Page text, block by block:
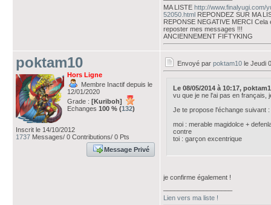
MA LISTE http://www.finalyugi.com/
52050.html REPONDEZ SUR MA
REPONSE NEGATIVE MERCI
reposter mes messages !!!
ANCIENNEMENT FIFTYKING
poktam10
Hors Ligne
Membre Inactif depuis le
12/01/2020
Grade : [Kuriboh]
Echanges 100 % (132)
Inscrit le 14/10/2012
1737 Messages/ 0 Contributions/ 0 Pts
Message Privé
Envoyé par poktam10 le Jeudi
Le 08/05/2014 à 10:17,
vu que je ne l'ai pas en français,
Je te propose l'échange suivant :
moi : merable magidolce +
contre
toi : garçon excentrique
je confirme également !
Lien vers ma liste !